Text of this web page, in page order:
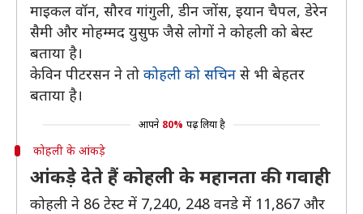
माइकल वॉन, सौरव गांगुली, डीन जोंस, इयान चैपल, डेरेन
सैमी और मोहम्मद युसुफ जैसे लोगों ने कोहली को बेस्ट
बताया है।
केविन पीटरसन ने तो कोहली को सचिन से भी बेहतर
बताया है।
आपने 80% पढ़ लिया है
कोहली के आंकड़े
आंकड़े देते हैं कोहली के महानता की गवाही
कोहली ने 86 टेस्ट में 7,240, 248 वनडे में 11,867 और